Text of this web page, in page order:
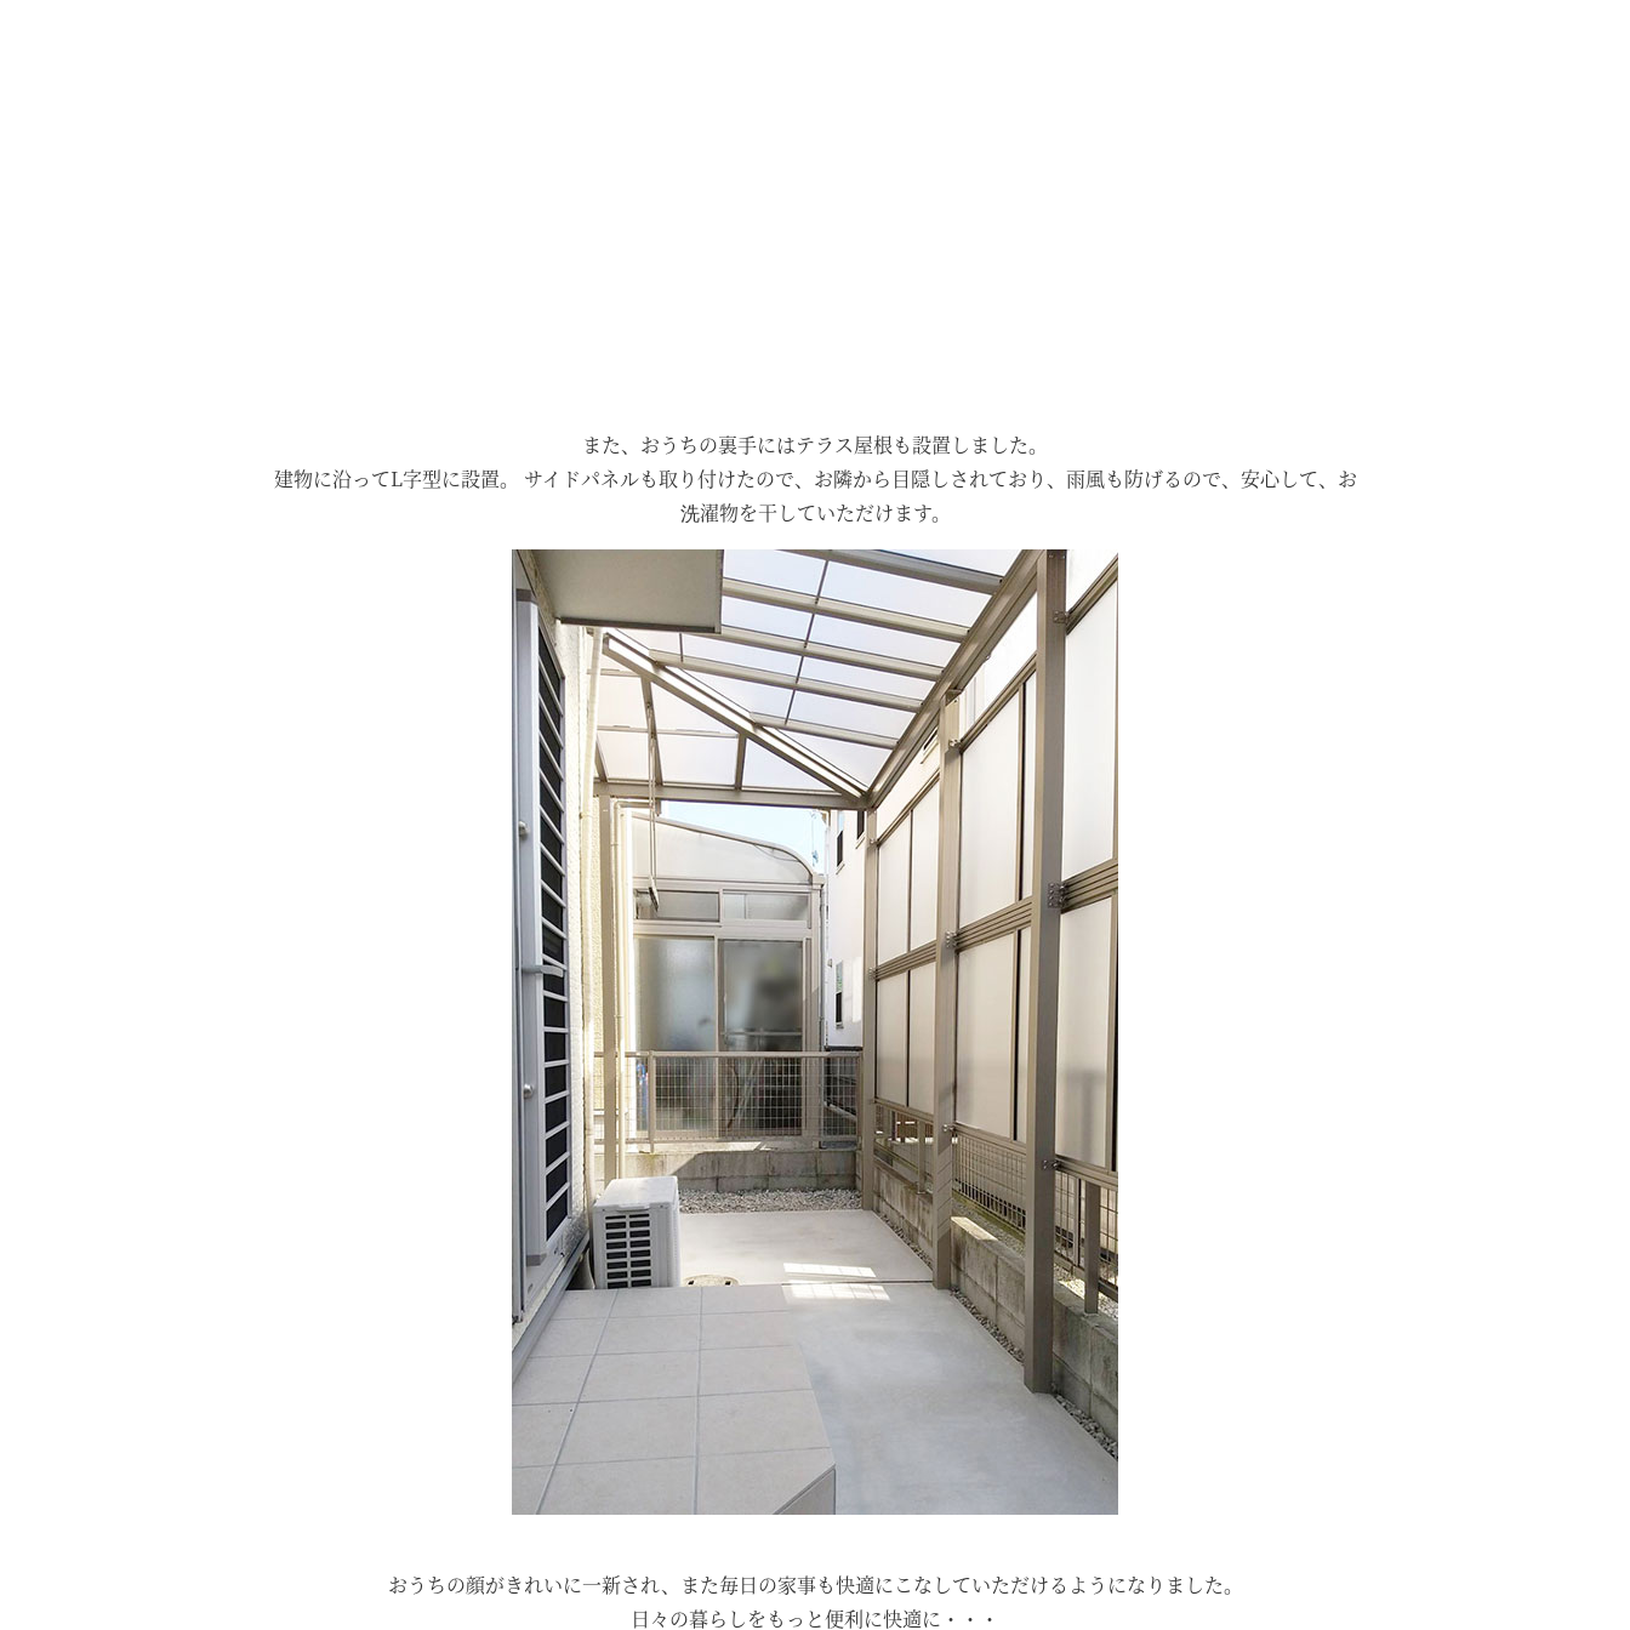
また、おうちの裏手にはテラス屋根も設置しました。
建物に沿ってL字型に設置。 サイドパネルも取り付けたので、お隣から目隠しされており、雨風も防げるので、安心して、お
洗濯物を干していただけます。
おうちの顔がきれいに一新され、また毎日の家事も快適にこなしていただけるようになりました。
日々の暮らしをもっと便利に快適に・・・